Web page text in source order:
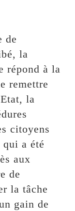
de
la
répond à la
remettre
la
citoyens
a été
aux
de
la tâche
gain de